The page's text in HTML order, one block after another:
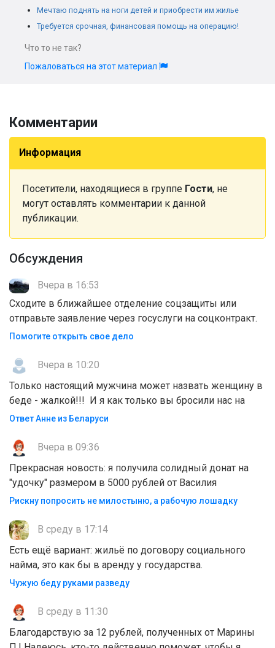
Мечтаю поднять на ноги детей и приобрести им жилье
Требуется срочная, финансовая помощь на операцию!
Что то не так?
Пожаловаться на этот материал
Комментарии
Информация
Посетители, находящиеся в группе Гости, не
могут оставлять комментарии к данной
публикации.
Обсуждения
Вчера в 16:53
Сходите в ближайшее отделение соцзащиты или
отправьте заявление через госуслуги на соцконтракт.
Помогите открыть свое дело
Вчера в 10:20
Только настоящий мужчина может назвать женщину в
беде - жалкой!!! И я как только вы бросили нас на
Ответ Анне из Беларуси
Вчера в 09:36
Прекрасная новость: я получила солидный донат на
"удочку" размером в 5000 рублей от Василия
Рискну попросить не милостыню, а рабочую лошадку
В среду в 17:14
Есть ещё вариант: жильё по договору социального
найма, это как бы в аренду у государства.
Чужую беду руками разведу
В среду в 11:30
Благодарствую за 12 рублей, полученных от Марины